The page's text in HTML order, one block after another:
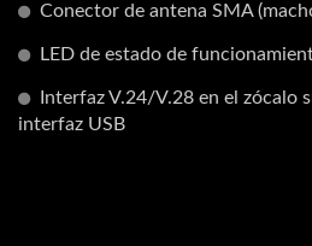
Conector de antena SMA
LED de estado de
Interfaz V.24/V.28 en el zócalo
interfaz USB